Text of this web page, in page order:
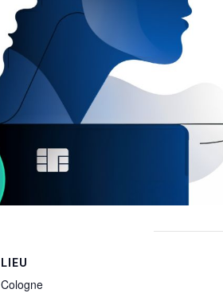
LIEU
Cologne